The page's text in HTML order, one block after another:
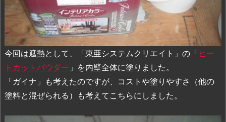
今回は遮熱として、「東亜システムクリエイト」の「 ヒー
トカットパウダー 」を内壁全体に塗りました。
「ガイナ」も考えたのですが、コストや塗りやすさ（他の
塗料と混ぜられる）も考えてこちらにしました。